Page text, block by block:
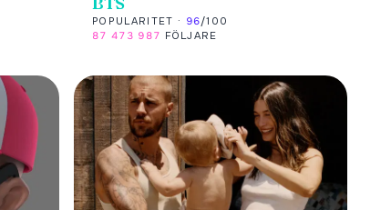
POPULARITET · 96/100
87 473 987 FÖLJARE